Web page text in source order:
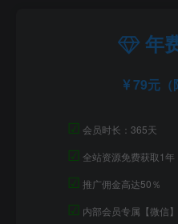
年
79元（
☑ 会员时长：365天
☑ 全站资源免费获取1年
☑ 推广佣金高达50％
☑ 内部会员专属【微信